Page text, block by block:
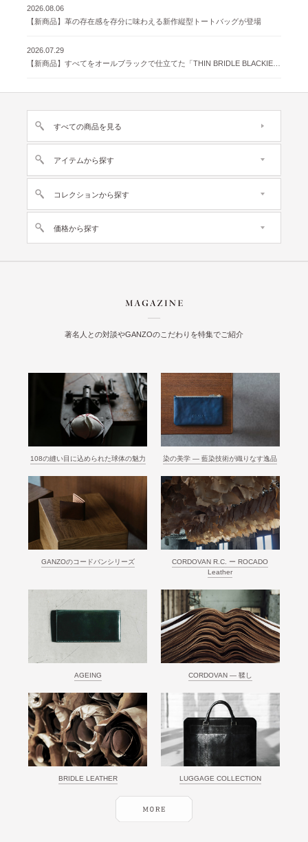
2026.08.06
【新商品】革の存在感を存分に味わえる新作縦型トートバッグが登場
2026.07.29
すべての商品を見る
アイテムから探す
コレクションから探す
価格から探す
著名人との対談やGANZOのこだわりを特集でご紹介
108の縫い目に込められた球体の魅力 染の美学 ― 藍染技術が織りなす逸品
GANZOのコードバンシリーズ
CORDOVAN R.C. ー ROCADO
Leather
AGEING CORDOVAN ― 鞣し
BRIDLE LEATHER LUGGAGE COLLECTION